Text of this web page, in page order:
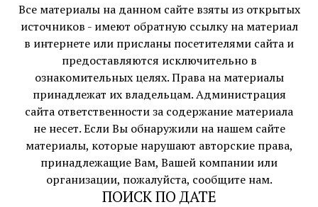
Все материалы на данном сайте взяты из открытых
источников - имеют обратную ссылку на материал
в интернете или присланы посетителями сайта и
предоставляются исключительно в
ознакомительных целях. Права на материалы
принадлежат их владельцам. Администрация
сайта ответственности за содержание материала
не несет. Если Вы обнаружили на нашем сайте
материалы, которые нарушают авторские права,
принадлежащие Вам, Вашей компании или
организации, пожалуйста, сообщите нам.
ПОИСК ПО ДАТЕ